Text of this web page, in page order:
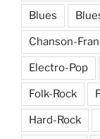
Blues
Chanson-
Electro-Pop
Folk-Rock
Hard-Rock